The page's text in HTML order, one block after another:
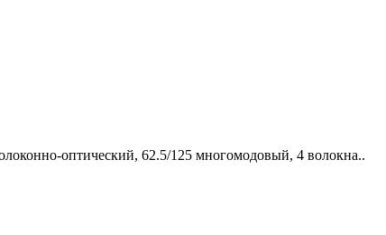
оптический, 62.5/125 многомодовый, 4 волокна..